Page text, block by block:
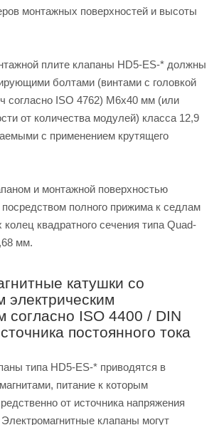
монтажных поверхностей и высоты
плите клапаны HD5-ES-* должны
болтами (винтами с головкой
согласно ISO 4762) M6х40 мм (или
от количества модулей) класса 12,9
с применением крутящего
и монтажной поверхностью
полного прижима к седлам
квадратного сечения типа Quad-
мм.
катушки со
электрическим
согласно ISO 4400 / DIN
постоянного тока
типа HD5-ES-* приводятся в
питание к которым
от источника напряжения
Электромагнитные клапаны могут